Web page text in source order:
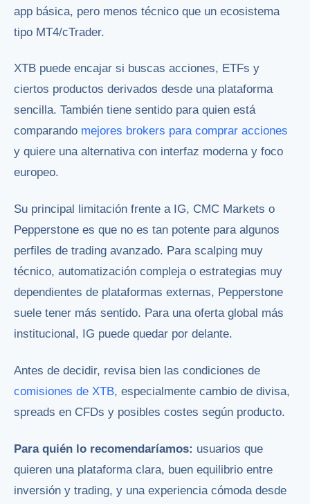
app básica, pero menos técnico que un ecosistema
tipo MT4/cTrader.
XTB puede encajar si buscas acciones, ETFs y
ciertos productos derivados desde una plataforma
sencilla. También tiene sentido para quien está
comparando mejores brokers para comprar acciones
y quiere una alternativa con interfaz moderna y foco
europeo.
Su principal limitación frente a IG, CMC Markets o
Pepperstone es que no es tan potente para algunos
perfiles de trading avanzado. Para scalping muy
técnico, automatización compleja o estrategias muy
dependientes de plataformas externas, Pepperstone
suele tener más sentido. Para una oferta global más
institucional, IG puede quedar por delante.
Antes de decidir, revisa bien las condiciones de
comisiones de XTB, especialmente cambio de divisa,
spreads en CFDs y posibles costes según producto.
Para quién lo recomendaríamos: usuarios que
quieren una plataforma clara, buen equilibrio entre
inversión y trading, y una experiencia cómoda desde